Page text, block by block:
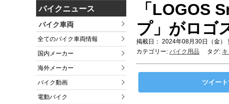
バイクニュース
バイク車両
全てのバイク車両情報
国内メーカー
海外メーカー
バイク動画
電動バイク
「LOGOS
プ」がロゴ
掲載日： 2024年08月30日（金）
カテゴリー: バイク用品 タグ:
ツイー